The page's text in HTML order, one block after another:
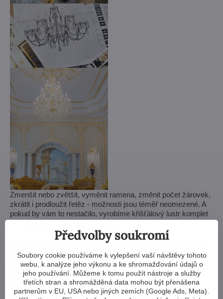
Zmenšit nebo zvětšit, vyměnit ramena, změnit počet žárovek,
zkrátit i prodloužit řetěz - možnosti jsou téměř neomezené. A
pokud by vám to nestačilo, vyrobíme křišťálový lustr komplet
Pokud si z naší nabídky lustrů vůbec nevyberete, vyrobíme
pro vás svítidlo zcela na míru. Stačí nám výkres nebo třeba
obrázek/fotka, jak si lustr představujete. My posoudíme
možnosti výroby a do týdne vám pošleme návrhy včetně
vizualizací.
Předvolby soukromí
Soubory cookie používáme k vylepšení vaší návštěvy tohoto
webu, k analýze jeho výkonu a ke shromažďování údajů o
jeho používání. Můžeme k tomu použít nástroje a služby
třetích stran a shromážděná data mohou být přenášena
partnerům v EU, USA nebo jiných zemích (Google Ads, Meta).